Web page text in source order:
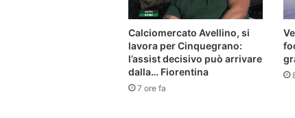
Calciomercato Avellino, si
lavora per Cinquegrano:
l’assist decisivo può arrivare
dalla… Fiorentina
7 ore fa